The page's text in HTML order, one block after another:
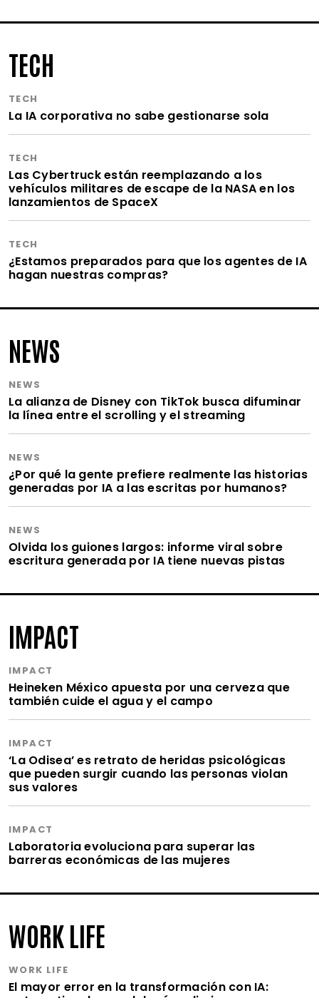
TECH
TECH
La IA corporativa no sabe gestionarse sola
TECH
Las Cybertruck están reemplazando a los
vehículos militares de escape de la NASA en los
lanzamientos de SpaceX
TECH
¿Estamos preparados para que los agentes de IA
hagan nuestras compras?
NEWS
NEWS
La alianza de Disney con TikTok busca difuminar
la línea entre el scrolling y el streaming
NEWS
¿Por qué la gente prefiere realmente las historias
generadas por IA a las escritas por humanos?
NEWS
Olvida los guiones largos: informe viral sobre
escritura generada por IA tiene nuevas pistas
IMPACT
IMPACT
Heineken México apuesta por una cerveza que
también cuide el agua y el campo
IMPACT
‘La Odisea’ es retrato de heridas psicológicas
que pueden surgir cuando las personas violan
sus valores
IMPACT
Laboratoria evoluciona para superar las
barreras económicas de las mujeres
WORK LIFE
WORK LIFE
El mayor error en la transformación con IA: